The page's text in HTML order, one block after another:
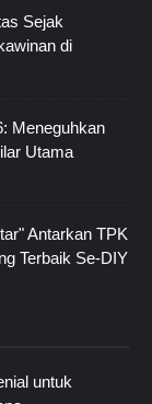
Sejak
di
Meneguhkan
Utama
Antarkan TPK
Terbaik Se-DIY
untuk